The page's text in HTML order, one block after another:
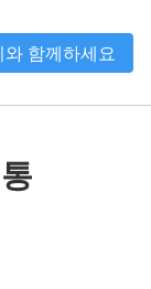
와 함께하세요